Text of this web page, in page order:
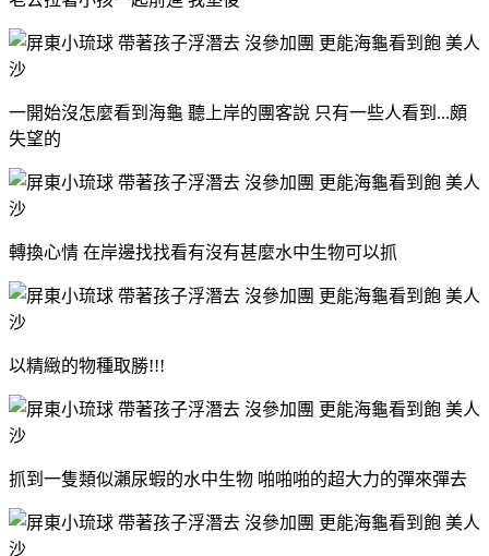
一開始沒怎麼看到海龜 聽上岸的團客說 只有一些人看到...頗
失望的
轉換心情 在岸邊找找看有沒有甚麼水中生物可以抓
以精緻的物種取勝!!!
抓到一隻類似瀨尿蝦的水中生物 啪啪啪的超大力的彈來彈去